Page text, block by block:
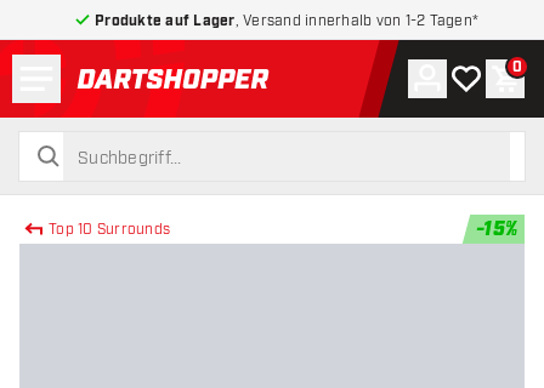
Produkte auf Lager , Versand innerhalb von 1-2 Tagen*
zurück zur Startseite
suchen
suchen
Konto
Meine 0
Top 10 Surrounds -15%